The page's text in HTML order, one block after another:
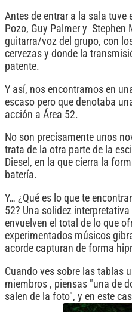
Antes de entrar a la sala tuve
Pozo, Guy Palmer y Stephen
guitarra/voz del grupo, con
cervezas y donde la
patente.
Y así, nos encontramos en
escaso pero que denotaba
acción a Área 52.
No son precisamente unos
trata de la otra parte de la
Diesel, en la que cierra la
batería.
Y… ¿Qué es lo que te
52? Una solidez
envuelven el total de lo que
experimentados músicos
acorde capturan de forma
Cuando ves sobre las tablas
miembros , piensas "una de
salen de la foto", y en este